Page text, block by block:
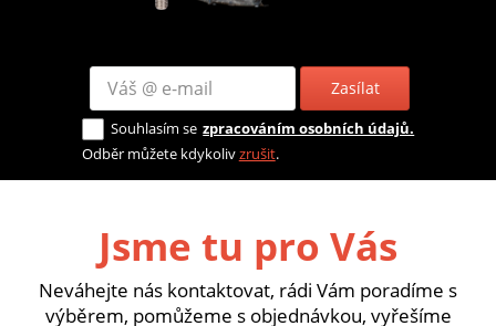
Zasílat
Souhlasím se zpracováním osobních údajů.
Odběr můžete kdykolivzrušit.
Jsme tu pro Vás
Neváhejte nás kontaktovat, rádi Vám poradíme s
výběrem, pomůžeme s objednávkou, vyřešíme